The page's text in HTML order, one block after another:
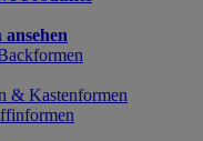
& Kastenformen